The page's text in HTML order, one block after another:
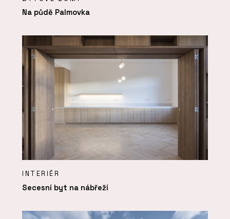
Na půdě Palmovka
INTERIÉR
Secesní byt na nábřeží